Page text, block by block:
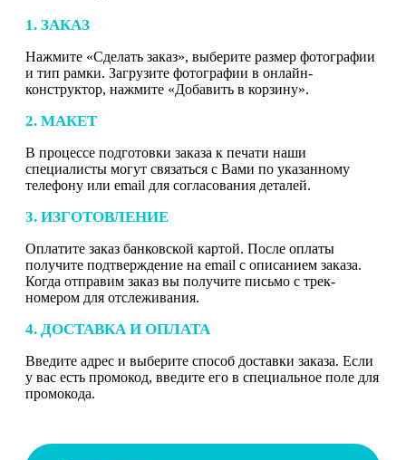
1. ЗАКАЗ
Нажмите «Сделать заказ», выберите размер фотографии
и тип рамки. Загрузите фотографии в онлайн-
конструктор, нажмите «Добавить в корзину».
2. МАКЕТ
В процессе подготовки заказа к печати наши
специалисты могут связаться с Вами по указанному
телефону или email для согласования деталей.
3. ИЗГОТОВЛЕНИЕ
Оплатите заказ банковской картой. После оплаты
получите подтверждение на email с описанием заказа.
Когда отправим заказ вы получите письмо с трек-
номером для отслеживания.
4. ДОСТАВКА И ОПЛАТА
Введите адрес и выберите способ доставки заказа. Если
у вас есть промокод, введите его в специальное поле для
промокода.